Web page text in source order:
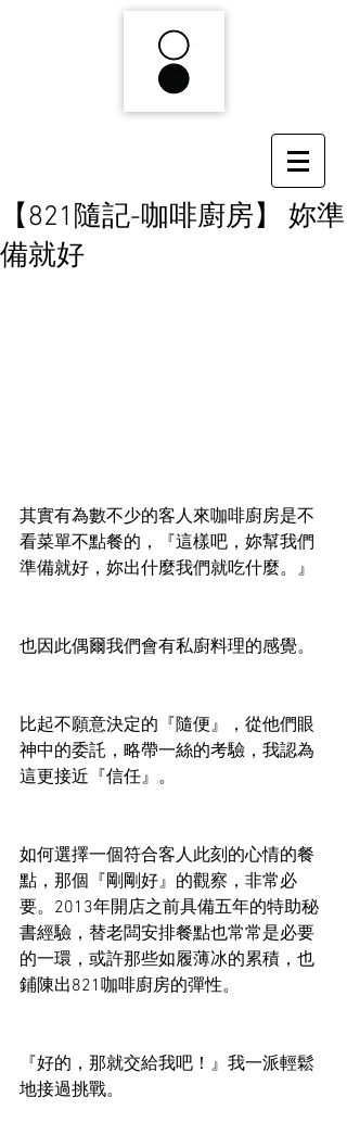
【821隨記-咖啡廚房】 妳準
備就好
其實有為數不少的客人來咖啡廚房是不
看菜單不點餐的，『這樣吧，妳幫我們
準備就好，妳出什麼我們就吃什麼。』
也因此偶爾我們會有私廚料理的感覺。
比起不願意決定的『隨便』，從他們眼
神中的委託，略帶一絲的考驗，我認為
這更接近『信任』。
如何選擇一個符合客人此刻的心情的餐
點，那個『剛剛好』的觀察，非常必
要。2013年開店之前具備五年的特助秘
書經驗，替老闆安排餐點也常常是必要
的一環，或許那些如履薄冰的累積，也
鋪陳出821咖啡廚房的彈性。
『好的，那就交給我吧！』我一派輕鬆
地接過挑戰。